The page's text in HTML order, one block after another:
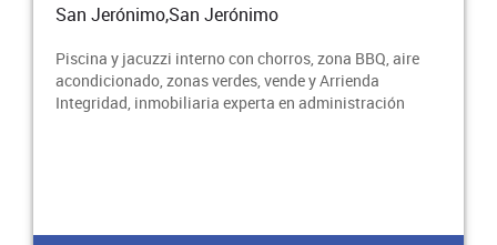
San Jerónimo,San Jerónimo
Piscina y jacuzzi interno con chorros, zona BBQ, aire
acondicionado, zonas verdes, vende y Arrienda
Integridad, inmobiliaria experta en administración